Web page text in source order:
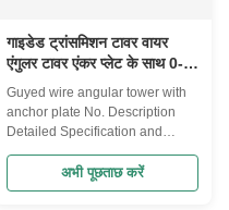
गाइडेड ट्रांसमिशन टावर वायर
एंगुलर टावर एंकर प्लेट के साथ 0-
300 मीटर ऊंचाई
Guyed wire angular tower with
anchor plate No. Description
Detailed Specification and
Design Code ANSI/TIA222G,H
or European Standard and
अभी पूछताछ करें